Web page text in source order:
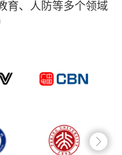
育、人防等多个领域